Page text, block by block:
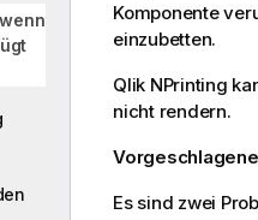
Komponente
einzubetten.
Qlik NPrinting
nicht rendern.
Es sind zwei